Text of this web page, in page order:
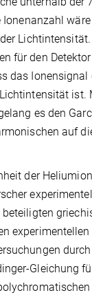
für den
das
ist.
es den
auf
der
Gleichung